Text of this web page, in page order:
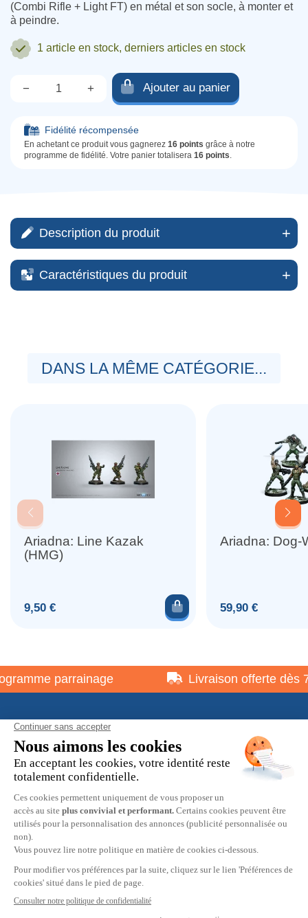
(Combi Rifle + Light FT) en métal et son socle, à monter et
à peindre.
1 article en stock, derniers articles en stock
− + Ajouter au panier
Fidélité récompensée
En achetant ce produit vous gagnerez 16 points grâce à notre
programme de fidélité. Votre panier totalisera 16 points.
Description du produit
Caractéristiques du produit
DANS LA MÊME CATÉGORIE...
Ariadna: Line Kazak
(HMG)
Prix
9,50 € Ajouter au panier
Ariadna: Dog-
Prix
59,90 €
parrainage Livraison offerte dès
À propos
Informations pratiques
Restons en contact
© 2026 HOBBY MAX -Mentions légales